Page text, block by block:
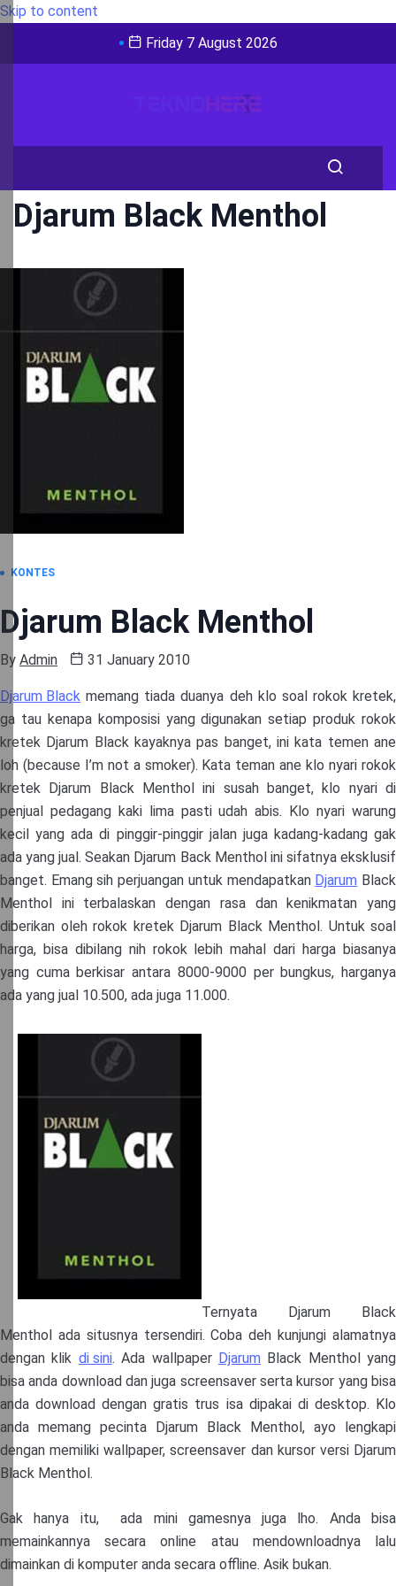
Skip to content
Friday 7 August 2026
Djarum Black Menthol
KONTES
Djarum Black Menthol
By Admin 31 January 2010
Djarum Black memang tiada duanya deh klo soal rokok kretek,
ga tau kenapa komposisi yang digunakan setiap produk rokok
kretek Djarum Black kayaknya pas banget, ini kata temen ane
loh (because I’m not a smoker). Kata teman ane klo nyari rokok
kretek Djarum Black Menthol ini susah banget, klo nyari di
penjual pedagang kaki lima pasti udah abis. Klo nyari warung
kecil yang ada di pinggir-pinggir jalan juga kadang-kadang gak
ada yang jual. Seakan Djarum Back Menthol ini sifatnya eksklusif
banget. Emang sih perjuangan untuk mendapatkan Djarum Black
Menthol ini terbalaskan dengan rasa dan kenikmatan yang
diberikan oleh rokok kretek Djarum Black Menthol. Untuk soal
harga, bisa dibilang nih rokok lebih mahal dari harga biasanya
yang cuma berkisar antara 8000-9000 per bungkus, harganya
ada yang jual 10.500, ada juga 11.000.
Ternyata Djarum Black
Menthol ada situsnya tersendiri. Coba deh kunjungi alamatnya
dengan klik di sini. Ada wallpaper Djarum Black Menthol yang
bisa anda download dan juga screensaver serta kursor yang bisa
anda download dengan gratis trus isa dipakai di desktop. Klo
anda memang pecinta Djarum Black Menthol, ayo lengkapi
dengan memiliki wallpaper, screensaver dan kursor versi Djarum
Black Menthol.
Gak hanya itu, ada mini gamesnya juga lho. Anda bisa
memainkannya secara online atau mendownloadnya lalu
dimainkan di komputer anda secara offline. Asik bukan.